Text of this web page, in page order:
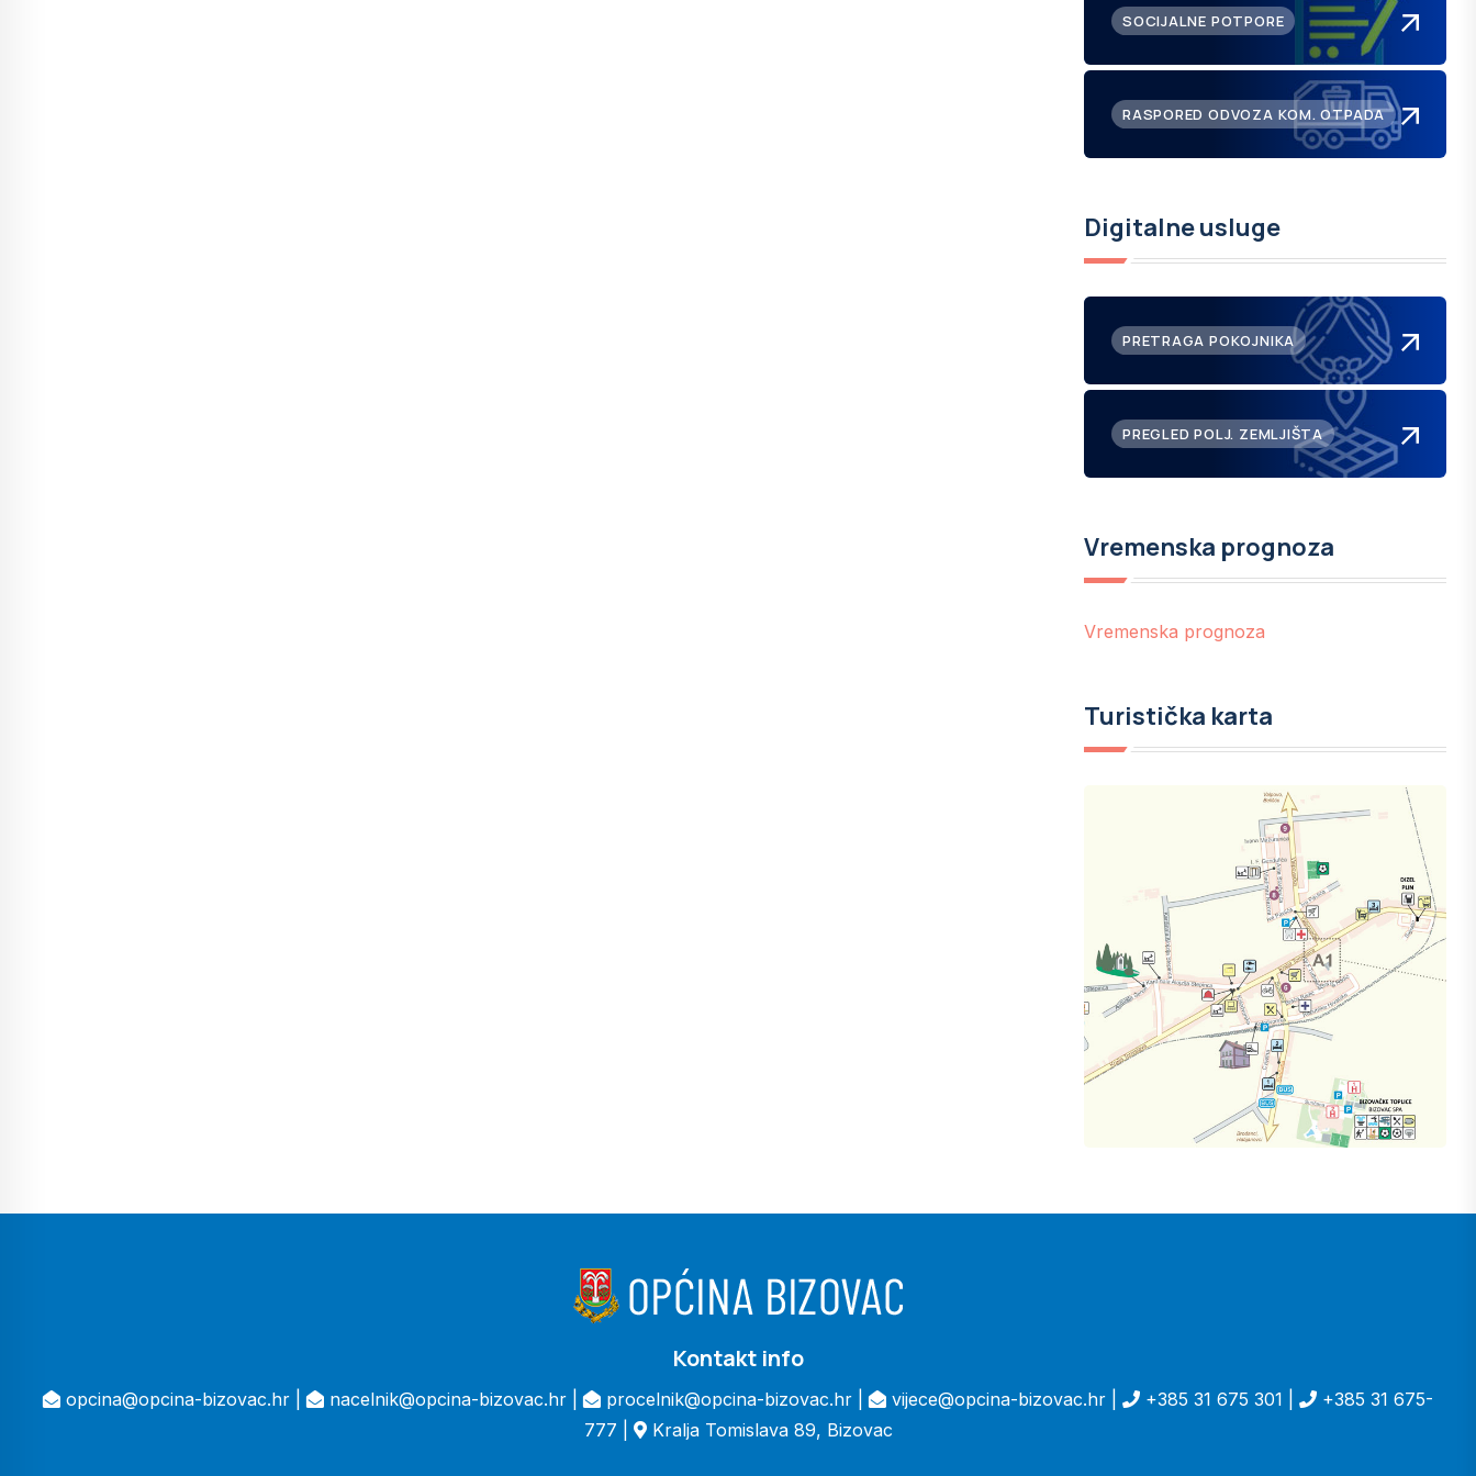
SOCIJALNE POTPORE
RASPORED ODVOZA KOM. OTPADA
Digitalne usluge
PRETRAGA POKOJNIKA
PREGLED POLJ. ZEMLJIŠTA
Vremenska prognoza
Vremenska prognoza
Turistička karta
Kontakt info
opcina@opcina-bizovac.hr | nacelnik@opcina-bizovac.hr | procelnik@opcina-bizovac.hr | vijece@opcina-bizovac.hr | +385 31 675 301 |
+385 31 675-
777 |
Kralja Tomislava 89, Bizovac